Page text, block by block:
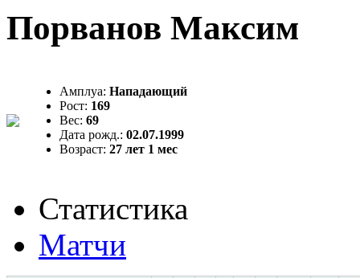
Порванов Максим
Амплуа: Нападающий
Рост: 169
Вес: 69
Дата рожд.: 02.07.1999
Возраст: 27 лет 1 мес
Статистика
Матчи